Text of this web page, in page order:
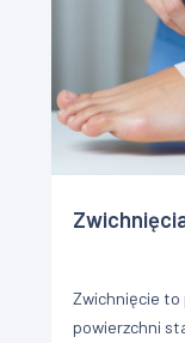
Zwichnięcie to
powierzchni